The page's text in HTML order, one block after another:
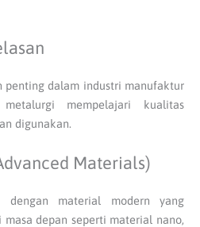
penting dalam industri manufaktur
mempelajari kualitas
digunakan.
Materials)
dengan material modern yang
depan seperti material nano,